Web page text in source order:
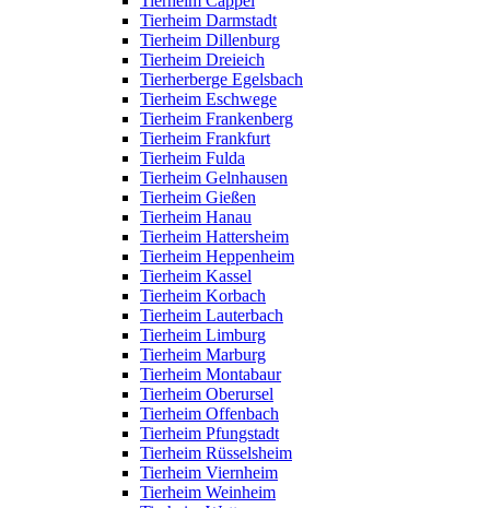
Tierheim Darmstadt
Tierheim Dillenburg
Tierheim Dreieich
Tierherberge Egelsbach
Tierheim Eschwege
Tierheim Frankenberg
Tierheim Frankfurt
Tierheim Fulda
Tierheim Gelnhausen
Tierheim Gießen
Tierheim Hanau
Tierheim Hattersheim
Tierheim Heppenheim
Tierheim Kassel
Tierheim Korbach
Tierheim Lauterbach
Tierheim Limburg
Tierheim Marburg
Tierheim Montabaur
Tierheim Oberursel
Tierheim Offenbach
Tierheim Pfungstadt
Tierheim Rüsselsheim
Tierheim Viernheim
Tierheim Weinheim